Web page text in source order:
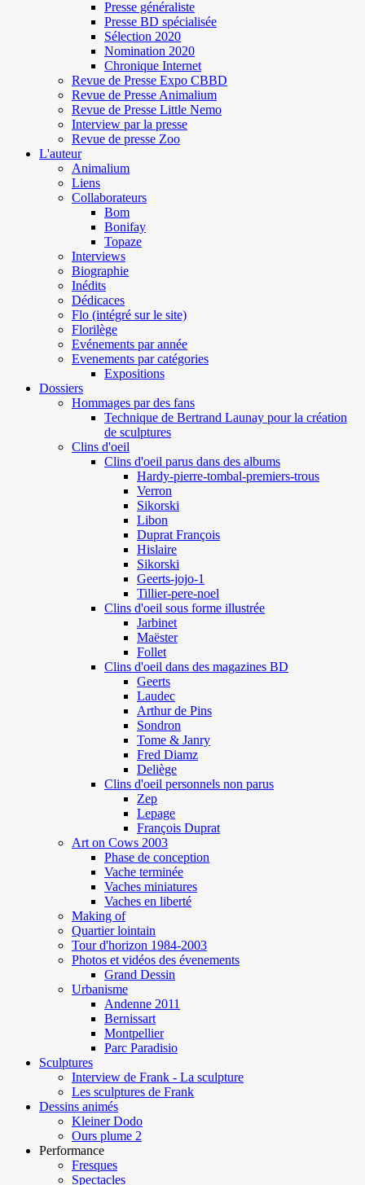
Presse généraliste
Presse BD spécialisée
Sélection 2020
Nomination 2020
Chronique Internet
Revue de Presse Expo CBBD
Revue de Presse Animalium
Revue de Presse Little Nemo
Interview par la presse
Revue de presse Zoo
L'auteur
Animalium
Liens
Collaborateurs
Bom
Bonifay
Topaze
Interviews
Biographie
Inédits
Dédicaces
Flo (intégré sur le site)
Florilège
Evénements par année
Evenements par catégories
Expositions
Dossiers
Hommages par des fans
Technique de Bertrand Launay pour la création
de sculptures
Clins d'oeil
Clins d'oeil parus dans des albums
Hardy-pierre-tombal-premiers-trous
Verron
Sikorski
Libon
Duprat François
Hislaire
Sikorski
Geerts-jojo-1
Tillier-pere-noel
Clins d'oeil sous forme illustrée
Jarbinet
Maëster
Follet
Clins d'oeil dans des magazines BD
Geerts
Laudec
Arthur de Pins
Sondron
Tome & Janry
Fred Diamz
Deliège
Clins d'oeil personnels non parus
Zep
Lepage
François Duprat
Art on Cows 2003
Phase de conception
Vache terminée
Vaches miniatures
Vaches en liberté
Making of
Quartier lointain
Tour d'horizon 1984-2003
Photos et vidéos des évenements
Grand Dessin
Urbanisme
Andenne 2011
Bernissart
Montpellier
Parc Paradisio
Sculptures
Interview de Frank - La sculpture
Les sculptures de Frank
Dessins animés
Kleiner Dodo
Ours plume 2
Performance
Fresques
Spectacles